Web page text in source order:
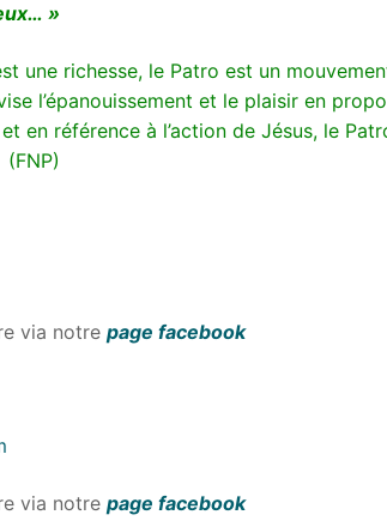
»
une richesse, le Patro est un
l’épanouissement et le plaisir en
en référence à l’action de Jésus, le
(FNP)
via notre page facebook
via notre page facebook